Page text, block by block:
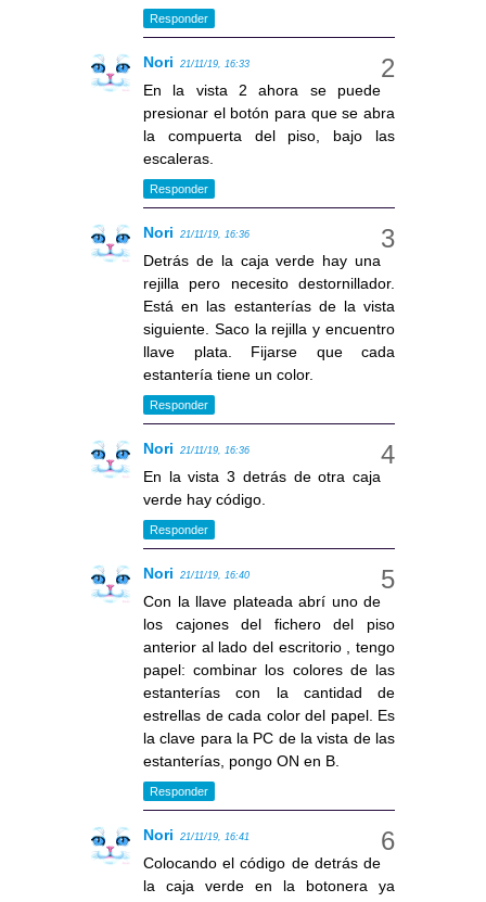
Responder
Nori 21/11/19, 16:33
En la vista 2 ahora se puede
presionar el botón para que se abra
la compuerta del piso, bajo las
escaleras.
Responder
Nori 21/11/19, 16:36
Detrás de la caja verde hay una
rejilla pero necesito destornillador.
Está en las estanterías de la vista
siguiente. Saco la rejilla y encuentro
llave plata. Fijarse que cada
estantería tiene un color.
Responder
Nori 21/11/19, 16:36
En la vista 3 detrás de otra caja
verde hay código.
Responder
Nori 21/11/19, 16:40
Con la llave plateada abrí uno de
los cajones del fichero del piso
anterior al lado del escritorio , tengo
papel: combinar los colores de las
estanterías con la cantidad de
estrellas de cada color del papel. Es
la clave para la PC de la vista de las
estanterías, pongo ON en B.
Responder
Nori 21/11/19, 16:41
Colocando el código de detrás de
la caja verde en la botonera ya